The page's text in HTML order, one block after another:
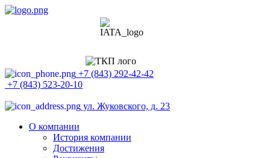
+7 (843) 292-42-42
+7 (843) 523-20-10
ул. Жуковского, д. 23
О компании
История компании
Достижения